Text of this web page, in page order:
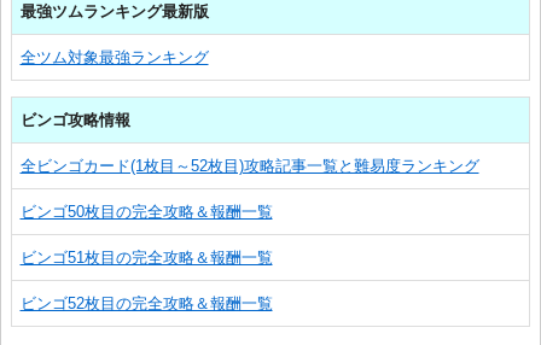
最強ツムランキング最新版
全ツム対象最強ランキング
ビンゴ攻略情報
全ビンゴカード(1枚目～52枚目)攻略記事一覧と難易度ランキング
ビンゴ50枚目の完全攻略＆報酬一覧
ビンゴ51枚目の完全攻略＆報酬一覧
ビンゴ52枚目の完全攻略＆報酬一覧